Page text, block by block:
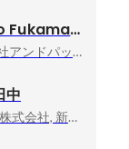
Takuo Fukamachi
株式会社アンドパッド, 社長室
中
Sansan株式会社, 新卒採用グループマネージャー